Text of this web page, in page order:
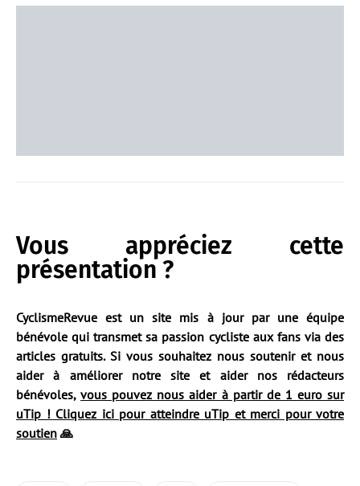
Vous appréciez cette
présentation ?
CyclismeRevue est un site mis à jour par une équipe
bénévole qui transmet sa passion cycliste aux fans via des
articles gratuits. Si vous souhaitez nous soutenir et nous
aider à améliorer notre site et aider nos rédacteurs
bénévoles,vous pouvez nous aider à partir de 1 euro sur
uTip ! Cliquez ici pour atteindre uTip et merci pour votre
soutien 🙏